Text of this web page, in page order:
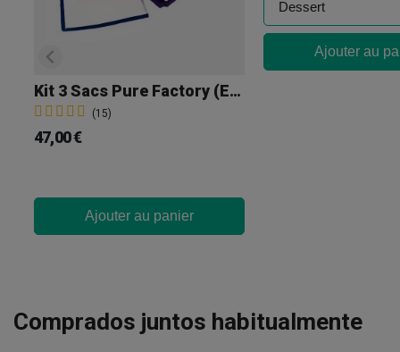
Kit 3 Sacs Pure Factory (extraction À La Glace)
(15)
47,00 €
Ajouter au panier
Ajouter au
Comprados juntos habitualmente